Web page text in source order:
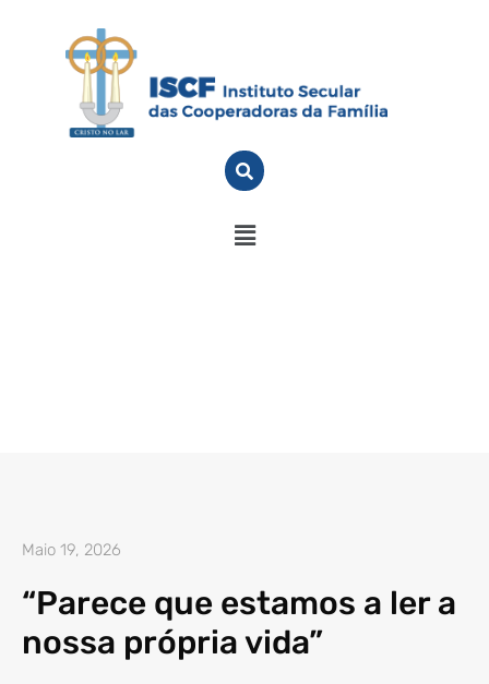
Maio 19, 2026
“Parece que estamos a ler a
nossa própria vida”